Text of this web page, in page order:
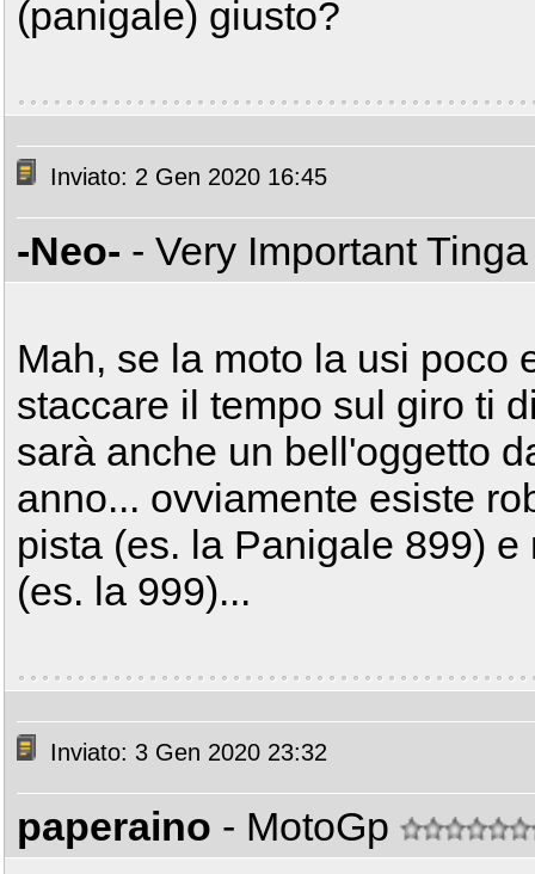
(panigale) giusto?
Inviato: 2 Gen 2020 16:45
-Neo- - Very Important
Mah, se la moto la usi poco
staccare il tempo sul giro ti
sarà anche un bell'oggetto
anno... ovviamente esiste
pista (es. la Panigale 899)
(es. la 999)...
Inviato: 3 Gen 2020 23:32
paperaino - MotoGp